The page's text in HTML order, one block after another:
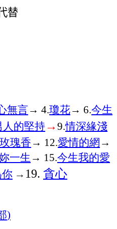
替
無言→ 4.瓊花→ 6.今生
人的堅持→ 9.情深緣淺
玫瑰香→ 12.愛情的網→
一生 → 15.今生我的愛
→ 19. 貪心
)